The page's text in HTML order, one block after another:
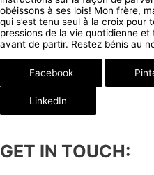
obéissons à ses lois! Mon frère,
qui s’est tenu seul à la croix
pressions de la vie quotidienne et
avant de partir. Restez bénis au
Facebook
LinkedIn
GET IN TOUCH: